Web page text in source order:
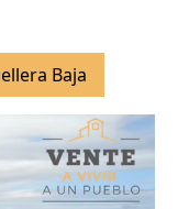
Baja